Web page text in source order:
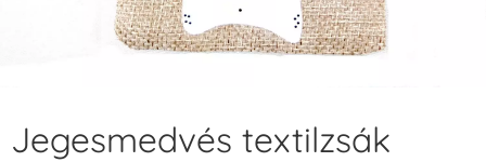
Jegesmedvés textilzsák